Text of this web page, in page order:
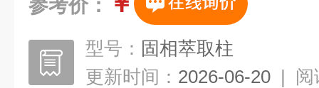
参考价：
型号： 固相萃取柱
更新时间： 2026-06-20 | 阅